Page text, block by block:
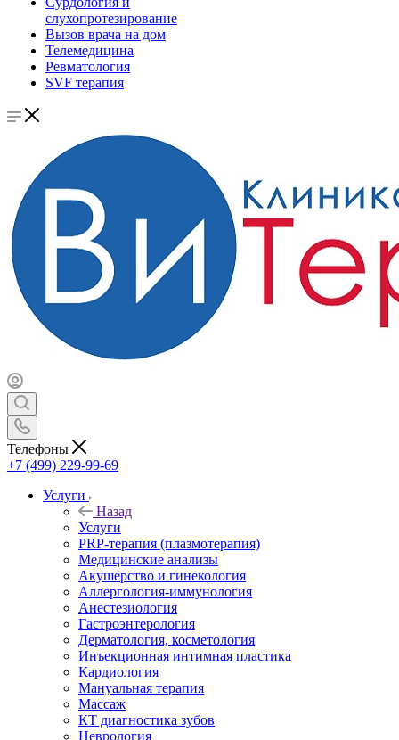
слухопротезирование
Вызов врача на дом
Телемедицина
Ревматология
SVF терапия
Телефоны
+7 (499) 229-99-69
Услуги
Назад
Услуги
PRP-терапия (плазмотерапия)
Медицинские анализы
Акушерство и гинекология
Аллергология-иммунология
Анестезиология
Гастроэнтерология
Дерматология, косметология
Инъекционная интимная пластика
Кардиология
Мануальная терапия
Массаж
КТ диагностика зубов
Неврология